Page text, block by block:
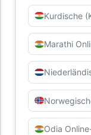
Kurdische
Marathi
Odia